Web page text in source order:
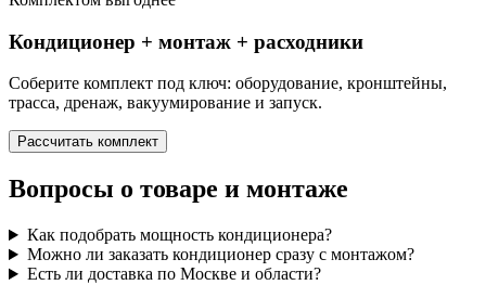
Кондиционер + монтаж + расходники
Соберите комплект под ключ: оборудование, кронштейны,
трасса, дренаж, вакуумирование и запуск.
Рассчитать комплект
Вопросы о товаре и монтаже
Как подобрать мощность кондиционера?
Можно ли заказать кондиционер сразу с монтажом?
Есть ли доставка по Москве и области?